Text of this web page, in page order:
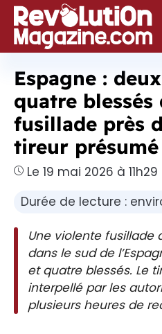
Aller
au
contenu
Espagne :
quatre blessés
fusillade près
tireur
Le 19 mai 2026 à 11h29
Durée de lecture :
Une violente fusillade
dans le sud de
et quatre blessés. Le
interpellé par les
plusieurs heures de